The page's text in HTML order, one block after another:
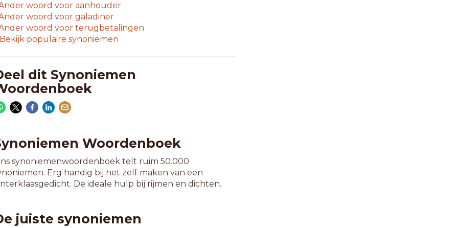
woord vooraanhouder
woord voorgaladiner
woord voorterugbetalingen
Bekijk populaire synoniemen
dit Synoniemen
Woordenboek
synoniemenwoordenboek telt ruim 50.000
Erg handig bij het zelf maken van een
De ideale hulp bij rijmen en dichten.
juiste synoniemen